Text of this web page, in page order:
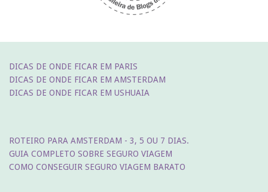
DICAS DE ONDE FICAR EM PARIS
DICAS DE ONDE FICAR EM AMSTERDAM
DICAS DE ONDE FICAR EM USHUAIA
ROTEIRO PARA AMSTERDAM - 3, 5 OU 7 DIAS.
GUIA COMPLETO SOBRE SEGURO VIAGEM
COMO CONSEGUIR SEGURO VIAGEM BARATO